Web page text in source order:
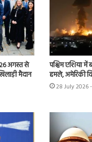
अगस्त से
मैदान
पश्चिम एशिया में
हमले, अमेरिकी
28 July 2026